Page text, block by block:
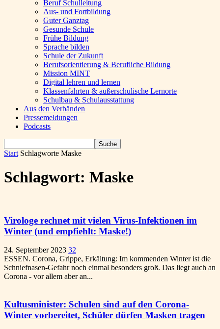
Beruf Schulleitung
Aus- und Fortbildung
Guter Ganztag
Gesunde Schule
Frühe Bildung
Sprache bilden
Schule der Zukunft
Berufsorientierung & Berufliche Bildung
Mission MINT
Digital lehren und lernen
Klassenfahrten & außerschulische Lernorte
Schulbau & Schulausstattung
Aus den Verbänden
Pressemeldungen
Podcasts
Start Schlagworte Maske
Schlagwort: Maske
Virologe rechnet mit vielen Virus-Infektionen im
Winter (und empfiehlt: Maske!)
24. September 2023 32
ESSEN. Corona, Grippe, Erkältung: Im kommenden Winter ist die
Schniefnasen-Gefahr noch einmal besonders groß. Das liegt auch an
Corona - vor allem aber an...
Kultusminister: Schulen sind auf den Corona-
Winter vorbereitet, Schüler dürfen Masken tragen